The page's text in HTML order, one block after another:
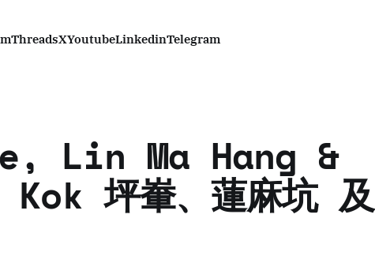
ThreadsXYoutubeLinkedinTelegram
Lin Ma Hang &
坪輋、蓮麻坑 及